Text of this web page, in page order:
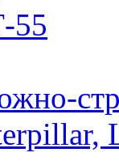
55